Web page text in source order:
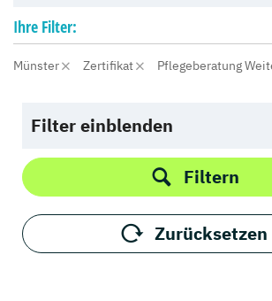
Ihre Filter:
Münster Zertifikat Pflegeberatung
Filter einblenden
Filtern
Zurücksetzen